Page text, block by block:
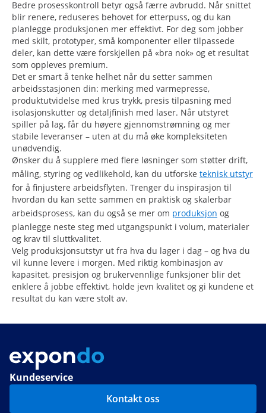
Bedre prosesskontroll betyr også færre avbrudd. Når snittet
blir renere, reduseres behovet for etterpuss, og du kan
planlegge produksjonen mer effektivt. For deg som jobber
med skilt, prototyper, små komponenter eller tilpassede
deler, kan dette være forskjellen på «bra nok» og et resultat
som oppleves premium.
Det er smart å tenke helhet når du setter sammen
arbeidsstasjonen din: merking med varmepresse,
produktutvidelse med krus trykk, presis tilpasning med
isolasjonskutter og detaljfinish med laser. Når utstyret
spiller på lag, får du høyere gjennomstrømning og mer
stabile leveranser – uten at du må øke kompleksiteten
unødvendig.
Ønsker du å supplere med flere løsninger som støtter drift,
måling, styring og vedlikehold, kan du utforske teknisk utstyr
for å finjustere arbeidsflyten. Trenger du inspirasjon til
hvordan du kan sette sammen en praktisk og skalerbar
arbeidsprosess, kan du også se mer om produksjon og
planlegge neste steg med utgangspunkt i volum, materialer
og krav til sluttkvalitet.
Velg produksjonsutstyr ut fra hva du lager i dag – og hva du
vil kunne levere i morgen. Med riktig kombinasjon av
kapasitet, presisjon og brukervennlige funksjoner blir det
enklere å jobbe effektivt, holde jevn kvalitet og gi kundene et
resultat du kan være stolt av.
Kundeservice
Kontakt oss